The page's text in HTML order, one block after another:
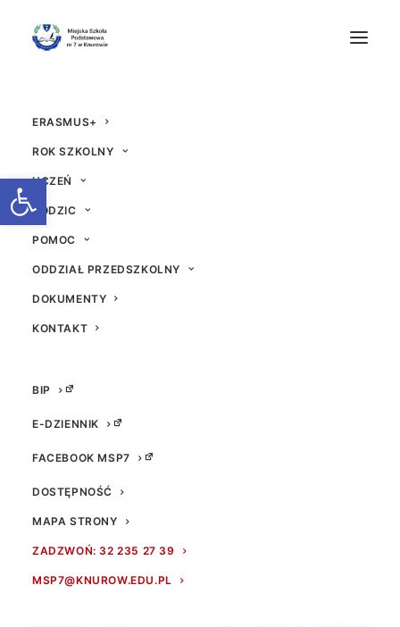
Otwórz pasek narzędzi
ERASMUS+
ROK SZKOLNY
UCZEŃ
RODZIC
POMOC
ODDZIAŁ PRZEDSZKOLNY
DOKUMENTY
KONTAKT
BIP
E-DZIENNIK
FACEBOOK MSP7
DOSTĘPNOŚĆ
MAPA STRONY
ZADZWOŃ: 32 235 27 39
MSP7@KNUROW.EDU.PL
Spotkanie z podróżni
kiem